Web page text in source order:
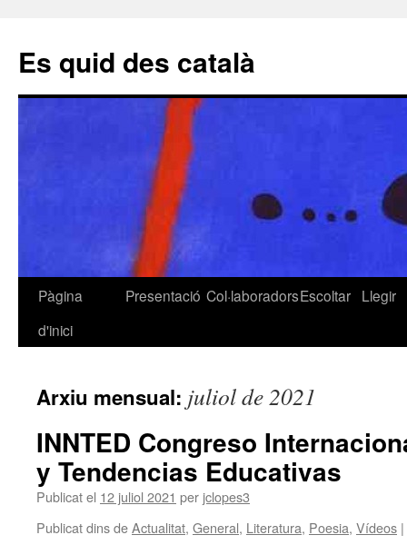
Es quid des català
Vés
Pàgina
d'inici
Presentació Col·laboradorsEscoltar Llegir
Arxiu mensual: juliol de 2021
INNTED Congreso
y Tendencias Educativas
Publicat el 12 juliol 2021 per jclopes3
Publicat dins deActualitat, General, Literatura, Poesia, Vídeos |